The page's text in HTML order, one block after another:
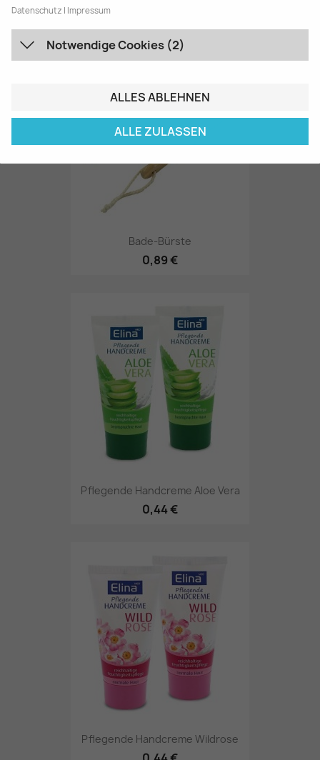
Datenschutz Impressum
Notwendige Cookies (2)
ALLES ABLEHNEN
ALLE ZULASSEN
Bade-Bürste
0,89 €
Pflegende Handcreme Aloe Vera
0,44 €
Pflegende Handcreme Wildrose